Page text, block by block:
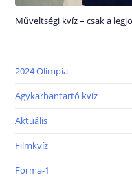
Műveltségi kvíz – csak a
2024 Olimpia
Agykarbantartó kvíz
Aktuális
Filmkvíz
Forma-1